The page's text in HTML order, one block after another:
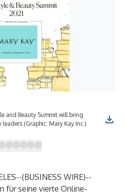
and Beauty Summit will bring
(Graphic: Mary Kay Inc.)
(BUSINESS WIRE)--
für seine vierte Online-